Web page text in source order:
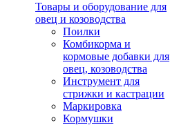
Товары и оборудование для
овец и козоводства
Поилки
Комбикорма и
кормовые добавки для
овец, козоводства
Инструмент для
стрижки и кастрации
Маркировка
Кормушки